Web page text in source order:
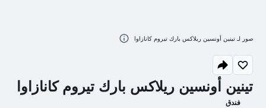
تينين أونسين ريلاكس بارك تيروم كانازاوا
فندق
صور لـ تينين أونسين ريلاكس بارك تيروم كانازاوا